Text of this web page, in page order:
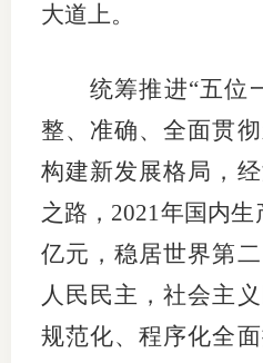
大道上。
统筹推进“五位
整、准确、全面贯
构建新发展格局，
之路，2021年国内
亿元，稳居世界第
人民民主，社会主
规范化、程序化全